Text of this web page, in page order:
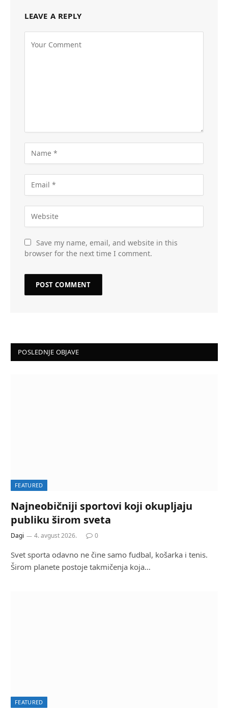
LEAVE A REPLY
Save my name, email, and website in this
browser for the next time I comment.
POSLEDNJE OBJAVE
FEATURED
Najneobičniji sportovi koji okupljaju
publiku širom sveta
Dagi 4. avgust 2026. 0
Svet sporta odavno ne čine samo fudbal, košarka i tenis.
Širom planete postoje takmičenja koja…
FEATURED